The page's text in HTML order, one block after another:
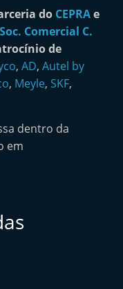
do CEPRAe
Soc. Comercial C.
de
,AD,Autel by
, Meyle, SKF,
dentro da
em